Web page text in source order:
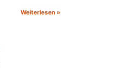
Weiterlesen »